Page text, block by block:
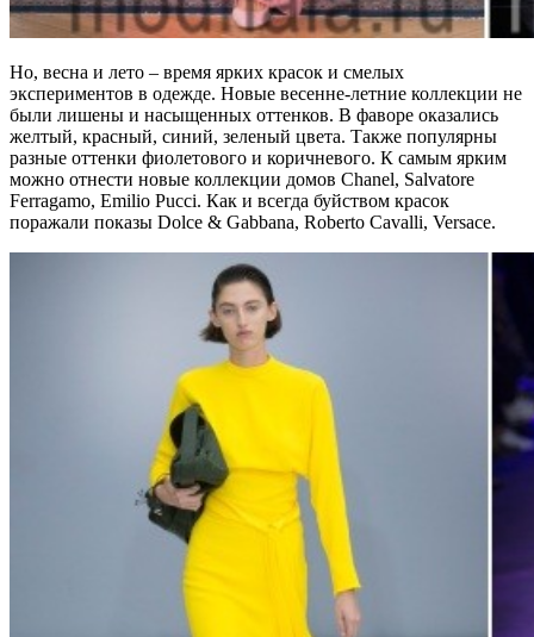
Но, весна и лето – время ярких красок и смелых
экспериментов в одежде. Новые весенне-летние коллекции не
были лишены и насыщенных оттенков. В фаворе оказались
желтый, красный, синий, зеленый цвета. Также популярны
разные оттенки фиолетового и коричневого. К самым ярким
можно отнести новые коллекции домов Chanel, Salvatore
Ferragamo, Emilio Pucci. Как и всегда буйством красок
поражали показы Dolce & Gabbana, Roberto Cavalli, Versace.